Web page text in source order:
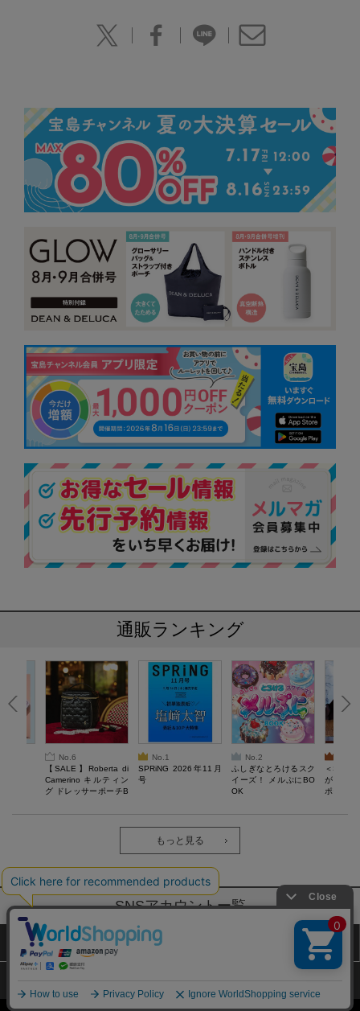
通販ランキング
No.6
【SALE】Roberta di
Camerino キルティン
グ ドレッサーポーチB
No.1
SPRiNG 2026年11月
号
No.2
ふしぎなとろけるスク
イーズ！ メルぷにBO
OK
＜SALE
がある
ポーチ
もっと見る
SNSアカウントー覧
サイトマップ
Copyright (c) TAKARAJIMASHA,Inc. All Rights Reserved.